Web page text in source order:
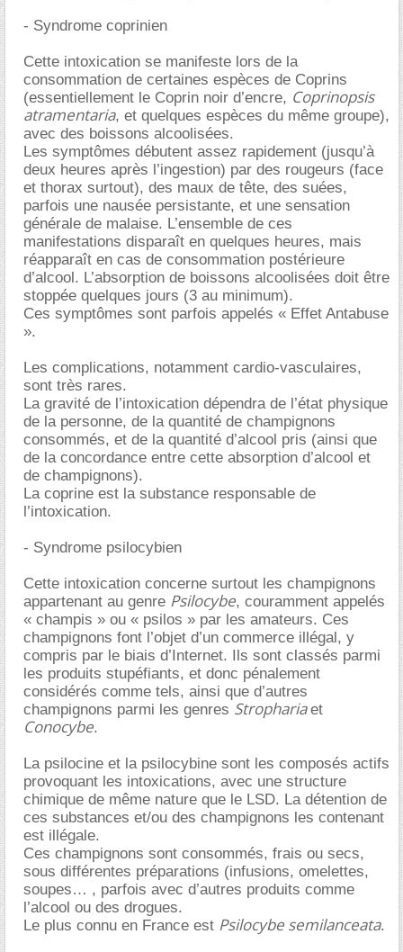
- Syndrome coprinien
Cette intoxication se manifeste lors de la
consommation de certaines espèces de Coprins
(essentiellement le Coprin noir d’encre, Coprinopsis
atramentaria, et quelques espèces du même groupe),
avec des boissons alcoolisées.
Les symptômes débutent assez rapidement (jusqu’à
deux heures après l’ingestion) par des rougeurs (face
et thorax surtout), des maux de tête, des suées,
parfois une nausée persistante, et une sensation
générale de malaise. L’ensemble de ces
manifestations disparaît en quelques heures, mais
réapparaît en cas de consommation postérieure
d’alcool. L’absorption de boissons alcoolisées doit être
stoppée quelques jours (3 au minimum).
Ces symptômes sont parfois appelés « Effet Antabuse
».
Les complications, notamment cardio-vasculaires,
sont très rares.
La gravité de l’intoxication dépendra de l’état physique
de la personne, de la quantité de champignons
consommés, et de la quantité d’alcool pris (ainsi que
de la concordance entre cette absorption d’alcool et
de champignons).
La coprine est la substance responsable de
l’intoxication.
- Syndrome psilocybien
Cette intoxication concerne surtout les champignons
appartenant au genre Psilocybe, couramment appelés
« champis » ou « psilos » par les amateurs. Ces
champignons font l’objet d’un commerce illégal, y
compris par le biais d’Internet. Ils sont classés parmi
les produits stupéfiants, et donc pénalement
considérés comme tels, ainsi que d’autres
champignons parmi les genres Strophariaet
Conocybe.
La psilocine et la psilocybine sont les composés actifs
provoquant les intoxications, avec une structure
chimique de même nature que le LSD. La détention de
ces substances et/ou des champignons les contenant
est illégale.
Ces champignons sont consommés, frais ou secs,
sous différentes préparations (infusions, omelettes,
soupes… , parfois avec d’autres produits comme
l’alcool ou des drogues.
Le plus connu en France est Psilocybe semilanceata.